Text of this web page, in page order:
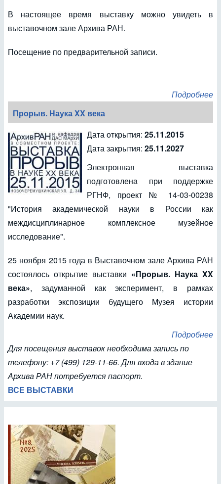
В настоящее время выставку можно увидеть в
выставочном зале Архива РАН.
Посещение по предварительной записи.
Подробнее
Прорыв. Наука XX века
Дата открытия: 25.11.2015
Дата закрытия: 25.11.2027
Электронная выставка
подготовлена при поддержке
РГНФ, проект № 14-03-00238
"История академической науки в России как
междисциплинарное комплексное музейное
исследование".
25 ноября 2015 года в Выставочном зале Архива РАН
состоялось открытие выставки «Прорыв. Наука XX
века», задуманной как эксперимент, в рамках
разработки экспозиции будущего Музея истории
Академии наук.
Подробнее
Для посещения выставок необходима запись по
телефону: +7 (499) 129-11-66. Для входа в здание
Архива РАН потребуется паспорт.
ВСЕ ВЫСТАВКИ